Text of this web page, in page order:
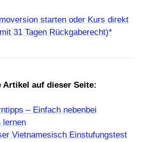
starten oder Kurs direkt
31 Tagen Rückgaberecht)*
Artikel auf dieser Seite:
– Einfach nebenbei
lernen
Vietnamesisch Einstufungstest